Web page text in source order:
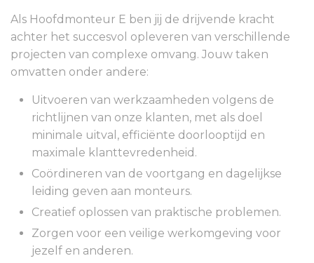
Als Hoofdmonteur E ben jij de drijvende kracht
achter het succesvol opleveren van verschillende
projecten van complexe omvang. Jouw taken
omvatten onder andere:
Uitvoeren van werkzaamheden volgens de
richtlijnen van onze klanten, met als doel
minimale uitval, efficiënte doorlooptijd en
maximale klanttevredenheid.
Coördineren van de voortgang en dagelijkse
leiding geven aan monteurs.
Creatief oplossen van praktische problemen.
Zorgen voor een veilige werkomgeving voor
jezelf en anderen.